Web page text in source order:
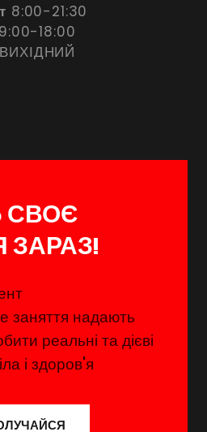
8:00-21:30
9:00-18:00
ВИХІДНИЙ
СВОЄ
ЗАРАЗ!
заняття надають
реальні та дієві
і здоров'я